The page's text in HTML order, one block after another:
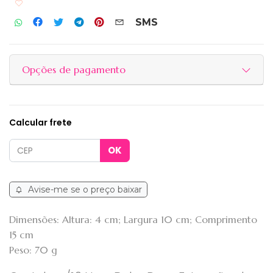
SMS
Opções de pagamento
Calcular frete
Avise-me se o preço baixar
Dimensões: Altura: 4 cm; Largura 10 cm; Comprimento
15 cm
Peso: 70 g